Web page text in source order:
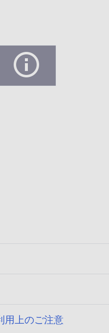
用上のご注意